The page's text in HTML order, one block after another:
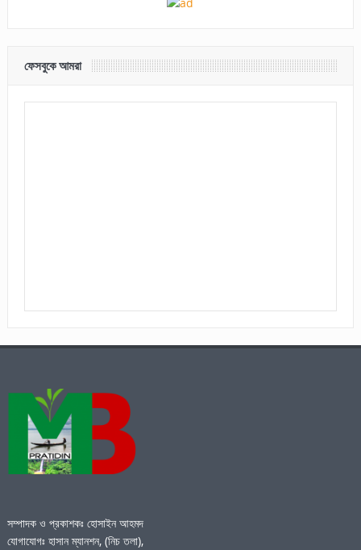
ফেসবুকে আমরা
সম্পাদক ও প্রকাশকঃ হোসাইন আহমদ
যোগাযোগঃ হাসান ম্যানশন, (নিচ তলা),